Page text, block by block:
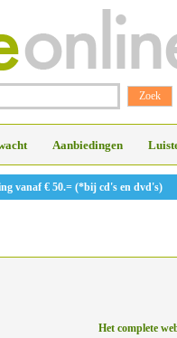
Aanbiedingen
vanaf € 50.= (*bij cd's en dvd's)
Het complete